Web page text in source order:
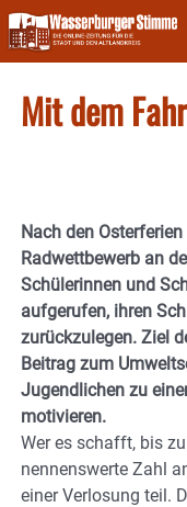
Skip
to
content
Mit dem
Nach den
Radwettbewerb an
Schülerinnen und
aufgerufen, ihren
zurückzulegen. Ziel
Beitrag zum
Jugendlichen zu
motivieren.
Wer es schafft, bis
nennenswerte Zahl
einer Verlosung teil.